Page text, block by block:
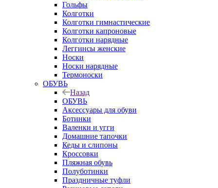
Гольфы
Колготки
Колготки гимнастические
Колготки капроновые
Колготки нарядные
Леггинсы женские
Носки
Носки нарядные
Термоноски
ОБУВЬ
Назад
ОБУВЬ
Аксессуары для обуви
Ботинки
Валенки и угги
Домашние тапочки
Кеды и слипоны
Кроссовки
Пляжная обувь
Полуботинки
Праздничные туфли